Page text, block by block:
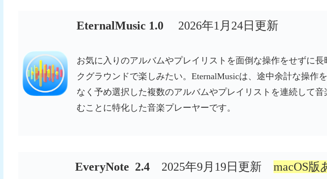
EternalMusic 1.0 2026年1月24日更新
お気に入りのアルバムやプレイリストを面倒な操作をせずに長
クグラウンドで楽しみたい。EternalMusicは、途中余計な操作
なく予め選択した複数のアルバムやプレイリストを連続して音
むことに特化した音楽プレーヤーです。
EveryNote 2.4 2025年9月19日更新 macOS版